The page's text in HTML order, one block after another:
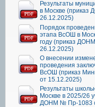
Результаты
в Москве
26.12.2025)
Порядок
этапа ВсОШ в
году (приказ
26.12.2025)
О внесении
проведения
ВсОШ (приказ
от 15.12.2025)
Результаты
Москве в 2025/26
ДОНМ № Пр-1083